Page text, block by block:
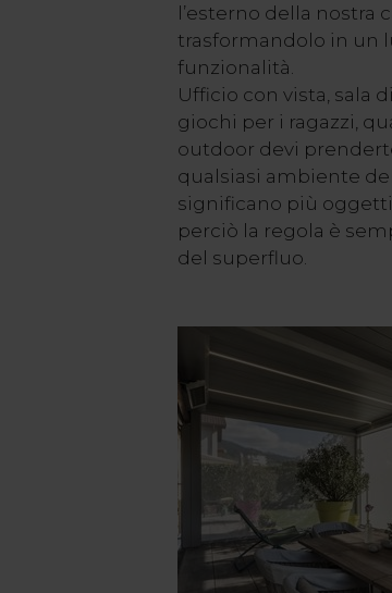
l’esterno della nostra
trasformandolo in un
funzionalità.
Ufficio con vista, sala
giochi per i ragazzi,
outdoor devi
qualsiasi ambiente
significano più
perciò la regola è
del superfluo.